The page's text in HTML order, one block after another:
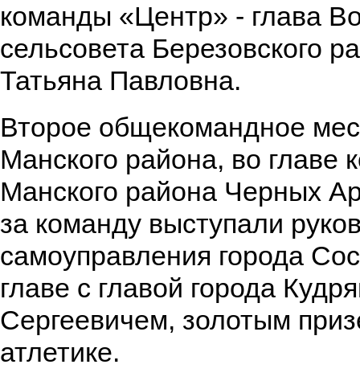
команды «Центр» - глава
сельсовета Березовского
Татьяна Павловна.
Второе общекомандное
Манского района, во главе
Манского района Черных
за команду выступали
самоуправления города
главе с главой города
Сергеевичем, золотым
атлетике.